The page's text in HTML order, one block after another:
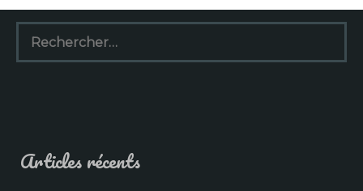
Rechercher :
Articles récents